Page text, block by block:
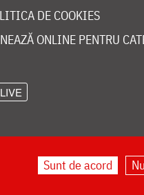
DE COOKIES
ONLINE PENTRU
LIVE
Sunt de acord